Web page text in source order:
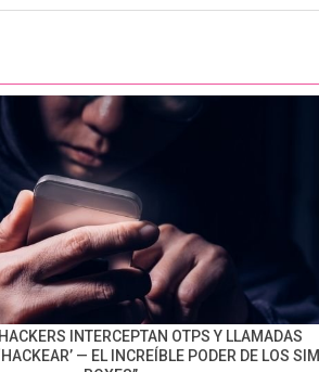
INTERCEPTAN OTPS Y LLAMADAS
— EL INCREÍBLE PODER DE LOS SIM